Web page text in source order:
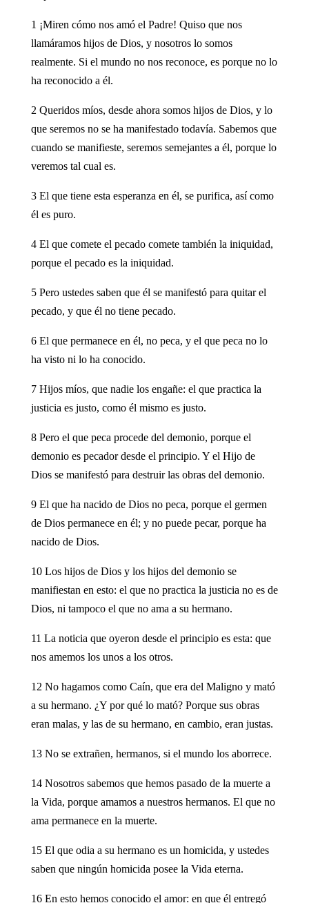
1 ¡Miren cómo nos amó el Padre! Quiso que nos
llamáramos hijos de Dios, y nosotros lo somos
realmente. Si el mundo no nos reconoce, es porque no lo
ha reconocido a él.
2 Queridos míos, desde ahora somos hijos de Dios, y lo
que seremos no se ha manifestado todavía. Sabemos que
cuando se manifieste, seremos semejantes a él, porque lo
veremos tal cual es.
3 El que tiene esta esperanza en él, se purifica, así como
él es puro.
4 El que comete el pecado comete también la iniquidad,
porque el pecado es la iniquidad.
5 Pero ustedes saben que él se manifestó para quitar el
pecado, y que él no tiene pecado.
6 El que permanece en él, no peca, y el que peca no lo
ha visto ni lo ha conocido.
7 Hijos míos, que nadie los engañe: el que practica la
justicia es justo, como él mismo es justo.
8 Pero el que peca procede del demonio, porque el
demonio es pecador desde el principio. Y el Hijo de
Dios se manifestó para destruir las obras del demonio.
9 El que ha nacido de Dios no peca, porque el germen
de Dios permanece en él; y no puede pecar, porque ha
nacido de Dios.
10 Los hijos de Dios y los hijos del demonio se
manifiestan en esto: el que no practica la justicia no es de
Dios, ni tampoco el que no ama a su hermano.
11 La noticia que oyeron desde el principio es esta: que
nos amemos los unos a los otros.
12 No hagamos como Caín, que era del Maligno y mató
a su hermano. ¿Y por qué lo mató? Porque sus obras
eran malas, y las de su hermano, en cambio, eran justas.
13 No se extrañen, hermanos, si el mundo los aborrece.
14 Nosotros sabemos que hemos pasado de la muerte a
la Vida, porque amamos a nuestros hermanos. El que no
ama permanece en la muerte.
15 El que odia a su hermano es un homicida, y ustedes
saben que ningún homicida posee la Vida eterna.
16 En esto hemos conocido el amor: en que él entregó